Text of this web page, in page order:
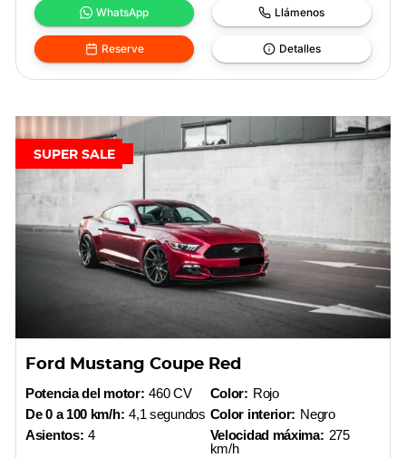
WhatsApp Llámenos
Reserve Detalles
SUPER SALE
Ford Mustang Coupe Red
Potencia del motor: 460 CV
De 0 a 100 km/h: 4,1 segundos
Asientos: 4
Color: Rojo
Color interior: Negro
Velocidad máxima: 275
km/h